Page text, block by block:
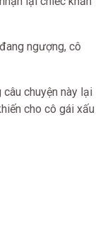
ngượng, cô
chuyện này lại
cho cô gái xấu